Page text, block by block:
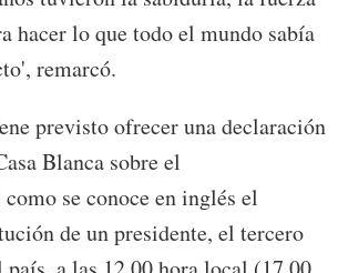
hacer lo que todo el mundo sabía
remarcó.
previsto ofrecer una declaración
Blanca sobre el
como se conoce en inglés el
de un presidente, el tercero